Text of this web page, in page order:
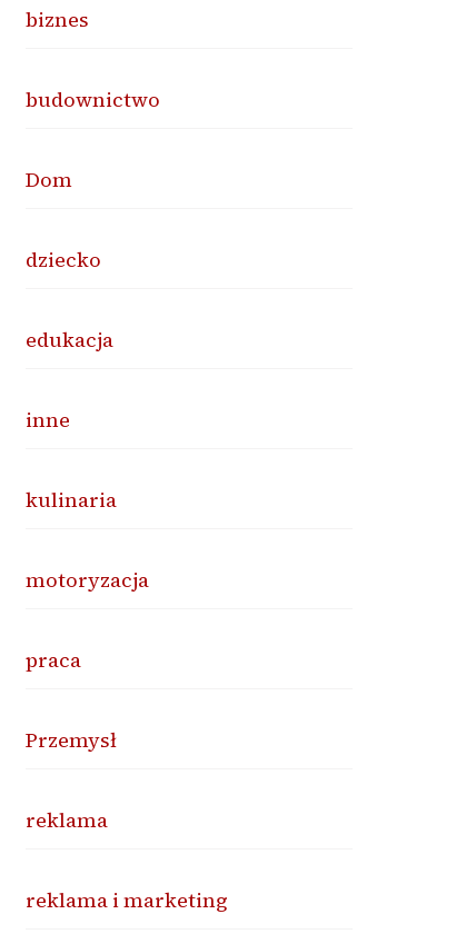
biznes
budownictwo
Dom
dziecko
edukacja
inne
kulinaria
motoryzacja
praca
Przemysł
reklama
reklama i marketing